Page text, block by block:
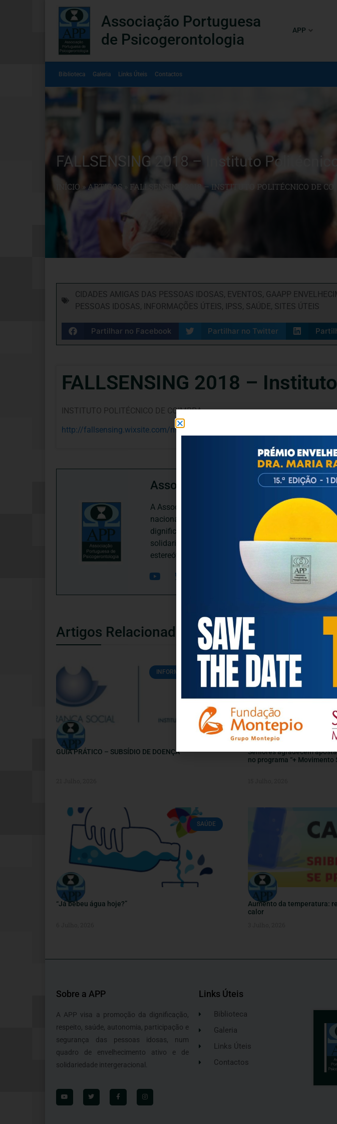
Associação Portuguesa
de Psicogerontologia
APP
Biblioteca Galeria Links Úteis Contactos
FALLSENSING 2018 – Instituto
INÍCIO » ARTIGOS FALLSENSING 2018 – INSTITUTO POLITÉCNICO DE
CIDADES AMIGAS DAS PESSOAS IDOSAS, EVENTOS, GAAPP
PESSOAS IDOSAS, INFORMAÇÕES ÚTEIS, IPSS, SAÚDE, SITES ÚTEIS
Partilhar no Facebook Partilhar no Twitter
FALLSENSING 2018 –
INSTITUTO POLITÉCNICO DE COIMBRA
http://fallsensing.wixsite.com/meetingfallsensing18
Associação Portuguesa de
A Associação Portuguesa de Psicogerontologia-
nacional, dedica-se às questões biopsicológicas e
dignificação, respeito, saúde, autonomia,
solidariedade intergeracional, e de uma sociedade
estereótipos negativos relativamente à idade e ao
Artigos Relacionados
INFORMAÇÕES ÚTEIS
GUIA PRÁTICO – SUBSÍDIO DE DOENÇA
Seniores agradecem
no programa “+ Movimento
SAÚDE
“Já bebeu água hoje?”
Aumento da temperatura:
calor
Sobre a APP
A APP visa a promoção da dignificação,
respeito, saúde, autonomia, participação e
segurança das pessoas idosas, num
quadro de envelhecimento ativo e de
solidariedade intergeracional.
Links Úteis
Biblioteca
Galeria
Links Úteis
Contactos